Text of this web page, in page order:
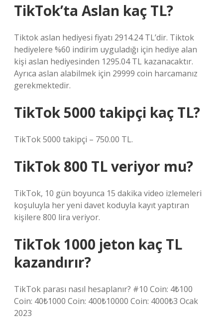
TikTok’ta Aslan kaç TL?
Tiktok aslan hediyesi fiyatı 2914.24 TL’dir. Tiktok
hediyelere %60 indirim uyguladığı için hediye alan
kişi aslan hediyesinden 1295.04 TL kazanacaktır.
Ayrıca aslan alabilmek için 29999 coin harcamanız
gerekmektedir.
TikTok 5000 takipçi kaç TL?
TikTok 5000 takipçi – 750.00 TL.
TikTok 800 TL veriyor mu?
TikTok, 10 gün boyunca 15 dakika video izlemeleri
koşuluyla her yeni davet koduyla kayıt yaptıran
kişilere 800 lira veriyor.
TikTok 1000 jeton kaç TL
kazandırır?
TikTok parası nasıl hesaplanır? #10 Coin: 4₺100
Coin: 40₺1000 Coin: 400₺10000 Coin: 4000₺3 Ocak
2023